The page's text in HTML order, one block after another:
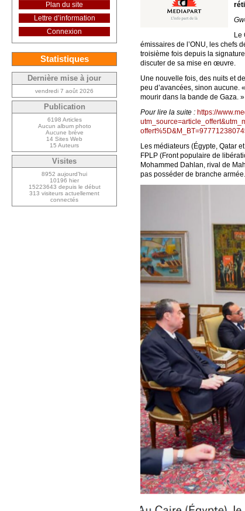
Le
émissaires de l’ONU, les chefs
troisième fois depuis la
discuter de sa mise en œuvre.
Une nouvelle fois, des nuits et
peu d’avancées, sinon aucune.
mourir dans la bande de Gaza. »
Pour lire la suite : https://
Les médiateurs (Égypte, Qatar
FPLP (Front populaire de
Mohammed Dahlan, rival de
pas posséder de branche armée.
Plan du site
Lettre d’information
Connexion
Statistiques
Dernière mise à jour
vendredi 7 août 2026
Publication
6198 Articles
Aucun album photo
Aucune brève
14 Sites Web
15 Auteurs
Visites
8952 aujourd’hui
10196 hier
15223643 depuis le début
313 visiteurs actuellement
connectés